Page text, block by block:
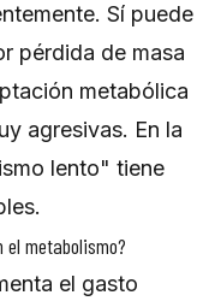
Sí puede
pérdida de masa
metabólica
agresivas. En la
lento" tiene
metabolismo?
el gasto